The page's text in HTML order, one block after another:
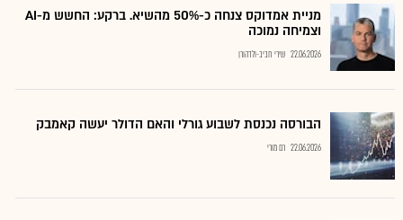
מניית אמדוקס צנחה כ-50% מהשיא. ברקע: החשש מ-AI
וצמיחה נמוכה
22.06.2026 שירי חביב-ולדהורן
הבורסה נכנסת לשבוע גורלי והאם הדולר יעשה קאמבק
22.06.2026 רם מורי